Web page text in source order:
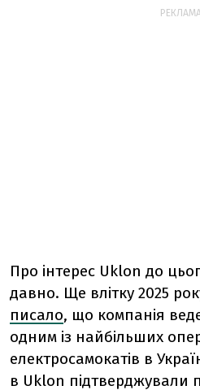
Про інтерес Uklon до
давно. Ще влітку 2025
писало, що компанія
одним із найбільших
електросамокатів в
в Uklon підтверджували